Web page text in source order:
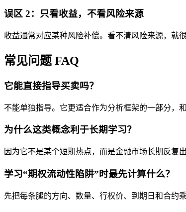
误区 2：只看收益，不看风险来源
收益通常对应某种风险补偿。看不清风险来源，就
常见问题 FAQ
它能直接指导买卖吗？
不能单独指导。它更适合作为分析框架的一部分，
为什么这类概念利于长期学习？
因为它不是某个短期热点，而是金融市场长期反复
学习“期权流动性陷阱”时最先计算什么？
先把每条腿的方向、数量、行权价、到期日和合约